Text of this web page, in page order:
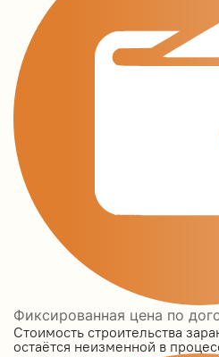
Фиксированная цена по
Стоимость строительства
остаётся неизменной в